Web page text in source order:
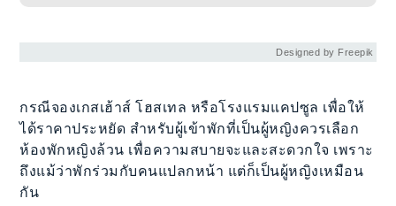
Designed by Freepik
กรณีจองเกสเฮ้าส์ โฮสเทล หรือโรงแรมแคปซูล เพื่อให้
ได้ราคาประหยัด สำหรับผู้เข้าพักที่เป็นผู้หญิงควรเลือก
ห้องพักหญิงล้วน เพื่อความสบายจะและสะดวกใจ เพราะ
ถึงแม้ว่าพักร่วมกับคนแปลกหน้า แต่ก็เป็นผู้หญิงเหมือน
กัน